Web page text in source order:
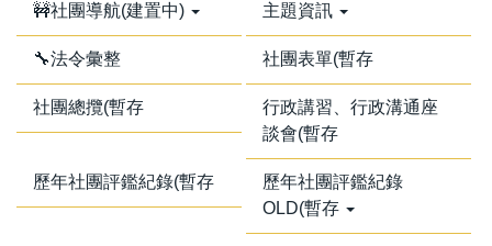
🚧社團導航(建置中) 主題資訊
🔧法令彙整 社團表單(暫存
社團總攬(暫存
行政講習、行政溝通座
談會(暫存
歷年社團評鑑紀錄(暫存
歷年社團評鑑紀錄
OLD(暫存